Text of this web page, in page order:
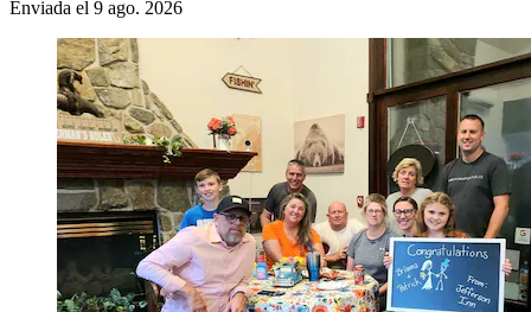
Enviada el 9 ago. 2026